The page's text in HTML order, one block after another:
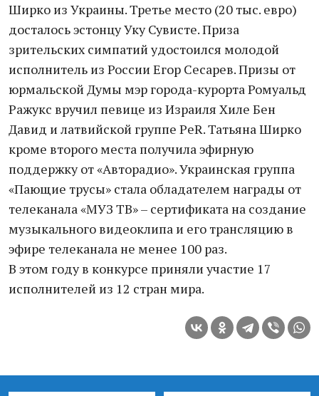
Ширко из Украины. Третье место (20 тыс. евро)
досталось эстонцу Уку Сувисте. Приза
зрительских симпатий удостоился молодой
исполнитель из России Егор Сесарев. Призы от
юрмальской Думы мэр города-курорта Ромуальд
Ражукс вручил певице из Израиля Хиле Бен
Давид и латвийской группе PеR. Татьяна Ширко
кроме второго места получила эфирную
поддержку от «Авторадио». Украинская группа
«Пающие трусы» стала обладателем награды от
телеканала «МУЗ ТВ» – сертификата на создание
музыкального видеоклипа и его трансляцию в
эфире телеканала не менее 100 раз.
В этом году в конкурсе приняли участие 17
исполнителей из 12 стран мира.